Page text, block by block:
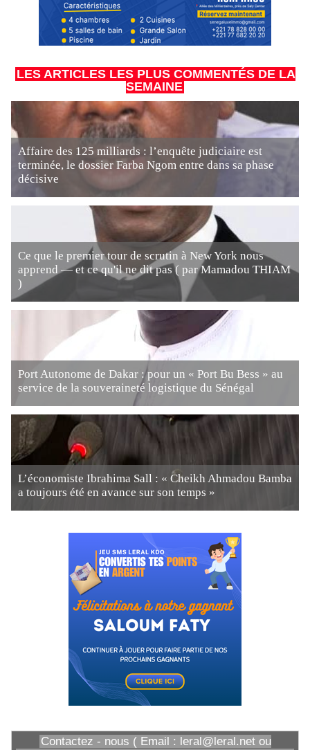
LES ARTICLES LES PLUS COMMENTÉS DE LA
SEMAINE
Affaire des 125 milliards : l’enquête judiciaire est
terminée, le dossier Farba Ngom entre dans sa phase
décisive
Ce que le premier tour de scrutin à New York nous
apprend — et ce qu'il ne dit pas ( par Mamadou THIAM
)
Port Autonome de Dakar : pour un « Port Bu Bess » au
service de la souveraineté logistique du Sénégal
L’économiste Ibrahima Sall : « Cheikh Ahmadou Bamba
a toujours été en avance sur son temps »
Contactez - nous ( Email : leral@leral.net ou